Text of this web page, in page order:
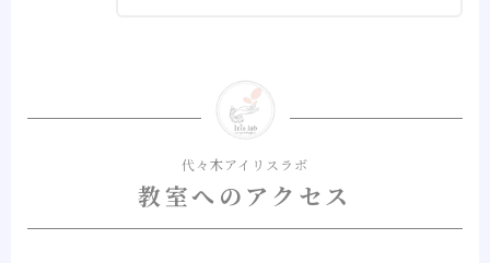
代々木アイリスラボ
教室へのアクセス